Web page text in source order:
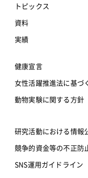
トピックス
資料
実績
健康宣言
女性活躍推進法に基づ
動物実験に関する方針
研究活動における情報
競争的資金等の不正防
SNS運用ガイドライン